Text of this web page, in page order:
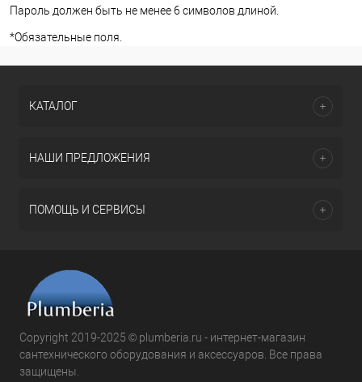
Пароль должен быть не менее 6 символов длиной.
*Обязательные поля.
КАТАЛОГ
НАШИ ПРЕДЛОЖЕНИЯ
ПОМОЩЬ И СЕРВИСЫ
Copyright 2019-2025 © plumberia.ru - интернет-магазин
сантехнического оборудования и аксессуаров. Все права
защищены.